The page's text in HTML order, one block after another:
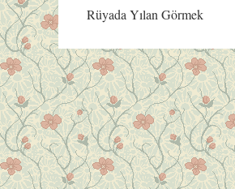
Rüyada Yılan Görmek